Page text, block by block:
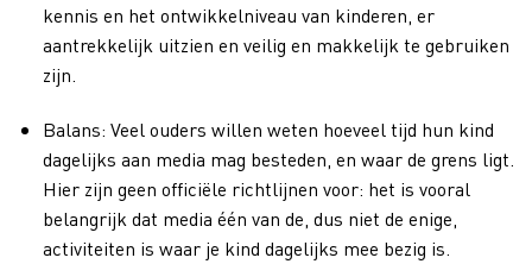
kennis en het ontwikkelniveau van kinderen, er
aantrekkelijk uitzien en veilig en makkelijk te gebruiken
zijn.
Balans: Veel ouders willen weten hoeveel tijd hun kind
dagelijks aan media mag besteden, en waar de grens ligt.
Hier zijn geen officiële richtlijnen voor: het is vooral
belangrijk dat media één van de, dus niet de enige,
activiteiten is waar je kind dagelijks mee bezig is.